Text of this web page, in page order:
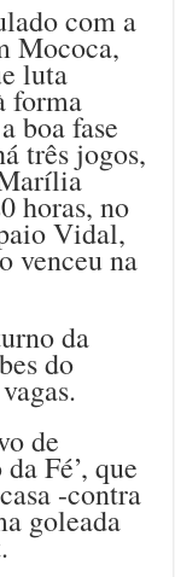
com a
Mococa,
luta
forma
boa fase
três jogos,
horas, no
Vidal,
venceu na
da
do
de
Fé’, que
-contra
goleada